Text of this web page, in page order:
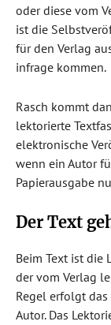
oder diese vom
ist die
für den Verlag
infrage kommen.
Rasch kommt
lektorierte
elektronische
wenn ein Autor
Papierausgabe
Der Text
Beim Text ist die
der vom Verlag
Regel erfolgt
Autor. Das